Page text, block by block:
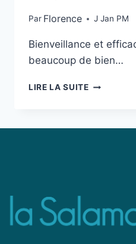
Par Florence J Jan PM
Bienveillance et
beaucoup de bien…
LIRE LA SUITE